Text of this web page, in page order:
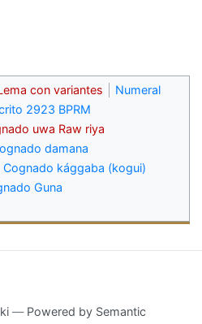
con variantes
Numeral
2923 BPRM
uwa Raw riya
damana
Cognado kággaba (kogui)
Guna
― Powered by Semantic